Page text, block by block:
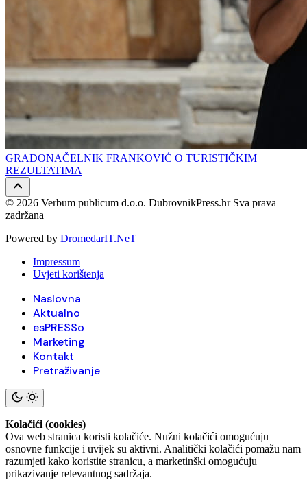
GRADONAČELNIK FRANKOVIĆ O TURISTIČKIM
REZULTATIMA
© 2026 Verbum publicum d.o.o. DubrovnikPress.hr Sva prava
zadržana
Powered by DromedarIT.NeT
Impressum
Uvjeti korištenja
Naslovna
Aktualno
esPRESSo
Marketing
Kontakt
Pretraživanje
Kolačići (cookies)
Ova web stranica koristi kolačiće. Nužni kolačići omogućuju
osnovne funkcije i uvijek su aktivni. Analitički kolačići pomažu nam
razumjeti kako koristite stranicu, a marketinški omogućuju
prikazivanje relevantnog sadržaja.